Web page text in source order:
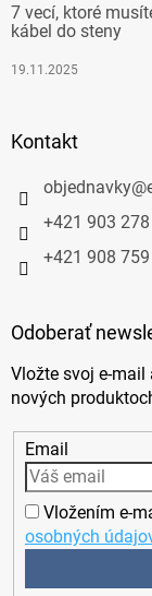
7 vecí, ktoré
kábel do steny
19.11.2025
Kontakt
objednavky@
+421 903
+421 908
Odoberať
Vložte svoj e-
nových
Email
Vložením e-
osobných